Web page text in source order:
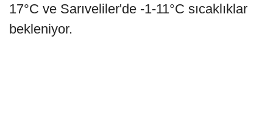
17°C ve Sarıveliler'de -1-11°C sıcaklıklar
bekleniyor.